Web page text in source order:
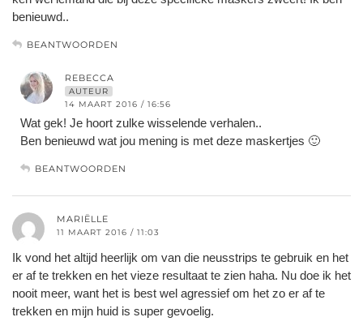
benieuwd..
BEANTWOORDEN
REBECCA
AUTEUR
14 MAART 2016 / 16:56
Wat gek! Je hoort zulke wisselende verhalen..
Ben benieuwd wat jou mening is met deze maskertjes 🙂
BEANTWOORDEN
MARIËLLE
11 MAART 2016 / 11:03
Ik vond het altijd heerlijk om van die neusstrips te gebruik en het
er af te trekken en het vieze resultaat te zien haha. Nu doe ik het
nooit meer, want het is best wel agressief om het zo er af te
trekken en mijn huid is super gevoelig.